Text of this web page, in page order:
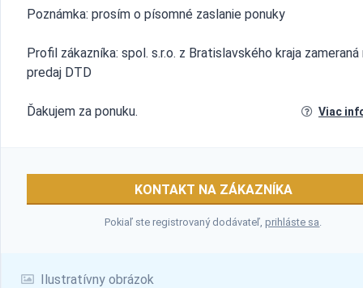
Ilustratívny obrázok
Poznámka: prosím o písomné zaslanie ponuky
Profil zákazníka: spol. s.r.o. z Bratislavského kraja zameraná
predaj DTD
Ďakujem za ponuku. Viac
KONTAKT NA ZÁKAZNÍKA
Pokiaľ ste registrovaný dodávateľ,prihláste sa.